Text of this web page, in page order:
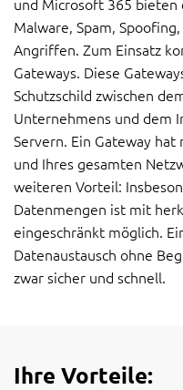
Malware, Spam,
Angriffen. Zum Einsatz
Gateways. Diese
Schutzschild zwischen
Unternehmens und dem
Servern. Ein Gateway
und Ihres gesamten
weiteren Vorteil:
Datenmengen ist mit
eingeschränkt möglich.
Datenaustausch ohne
zwar sicher und schnell.
Ihre Vorteile: